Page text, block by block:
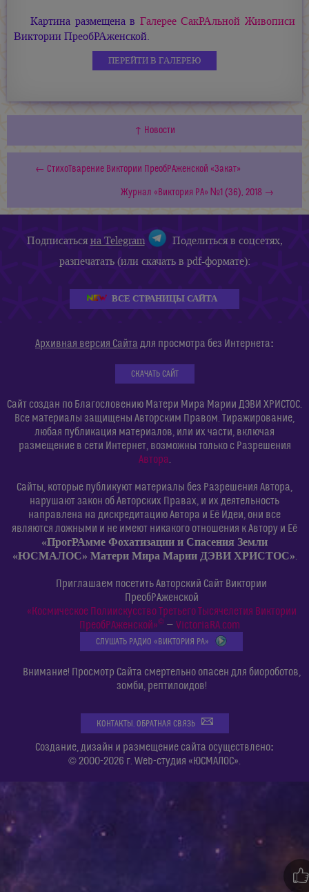
Картина размещена в Галерее СакРАльной Живописи
Виктории ПреобРАженской.
ПЕРЕЙТИ В ГАЛЕРЕЮ
↑ Новости
← СтихоТварение Виктории ПреобРАженской «Закат»
Журнал «Виктория РА» №1 (36), 2018 →
Подписатьсяна Telegram
Поделиться в соцсетях,
разпечатать (или скачать в pdf-формате):
ВСЕ СТРАНИЦЫ САЙТА
Архивная версия Сайта для просмотра без Интернета:
СКАЧАТЬ САЙТ
Сайт создан по Благословению Матери Мира Марии ДЭВИ ХРИСТОС.
Все материалы защищены Авторским Правом. Тиражирование,
любая публикация материалов, или их части, включая
размещение в сети Интернет, возможны только с Разрешения
Автора.
Сайты, которые публикуют материалы без Разрешения Автора,
нарушают закон об Авторских Правах, и их деятельность
направлена на дискредитацию Автора и Её Идеи, они все
являются ложными и не имеют никакого отношения к Автору и Её
«ПрогРАмме Фохатизации и Спасения Земли
«ЮСМАЛОС» Матери Мира Марии ДЭВИ ХРИСТОС».
Приглашаем посетить Авторский Сайт Виктории
ПреобРАженской
«Космическое Полиискусство Третьего Тысячелетия Виктории
ПреобРАженской»©— VictoriaRA.com
СЛУШАТЬ РАДИО «ВИКТОРИЯ РА»
Внимание! Просмотр Сайта смертельно опасен для биороботов,
зомби, рептилоидов!
КОНТАКТЫ. ОБРАТНАЯ СВЯЗЬ
Создание, дизайн и размещение сайта осуществлено:
© 2000-2026 г. Web-студия «ЮСМАЛОС».